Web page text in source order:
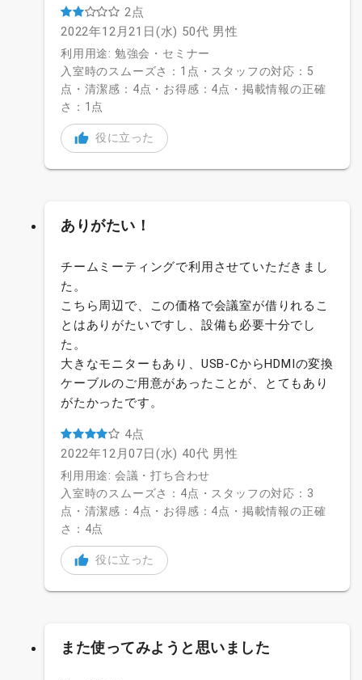
2点
2022年12月21日(水) 50代 男性
利用用途: 勉強会・セミナー
入室時のスムーズさ：1点・スタッフの対応：5
点・清潔感：4点・お得感：4点・掲載情報の正確
さ：1点
役に立った
ありがたい！
チームミーティングで利用させていただきまし
た。
こちら周辺で、この価格で会議室が借りれるこ
とはありがたいですし、設備も必要十分でし
た。
大きなモニターもあり、USB-CからHDMIの変換
ケーブルのご用意があったことが、とてもあり
がたかったです。
4点
2022年12月07日(水) 40代 男性
利用用途: 会議・打ち合わせ
入室時のスムーズさ：4点・スタッフの対応：3
点・清潔感：4点・お得感：4点・掲載情報の正確
さ：4点
役に立った
また使ってみようと思いました